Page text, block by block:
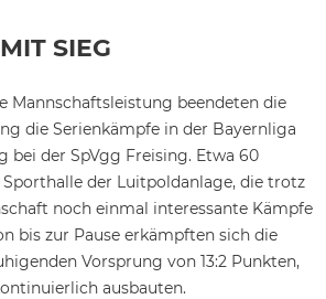
SIEG
Mannschaftsleistung beendeten die
die Serienkämpfe in der Bayernliga
bei der SpVgg Freising. Etwa 60
der Luitpoldanlage, die trotz
noch einmal interessante Kämpfe
bis zur Pause erkämpften sich die
Vorsprung von 13:2 Punkten,
ausbauten.